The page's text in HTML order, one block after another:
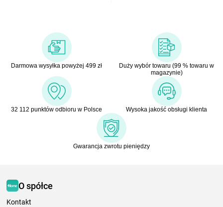
Darmowa wysyłka powyżej 499 zł
Duży wybór towaru (99 % towaru w
magazynie)
32 112 punktów odbioru w Polsce Wysoka jakość obsługi klienta
Gwarancja zwrotu pieniędzy
O spółce
Kontakt